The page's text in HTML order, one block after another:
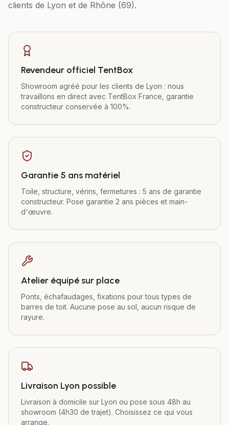
clients de Lyon et de Rhône (69).
Revendeur officiel TentBox
Showroom agréé pour les clients de Lyon : nous
travaillons en direct avec TentBox France, garantie
constructeur conservée à 100%.
Garantie 5 ans matériel
Toile, structure, vérins, fermetures : 5 ans de garantie
constructeur. Pose garantie 2 ans pièces et main-
d'œuvre.
Atelier équipé sur place
Ponts, échafaudages, fixations pour tous types de
barres de toit. Aucune pose au sol, aucun risque de
rayure.
Livraison Lyon possible
Livraison à domicile sur Lyon ou pose sous 48h au
showroom (4h30 de trajet). Choisissez ce qui vous
arrange.